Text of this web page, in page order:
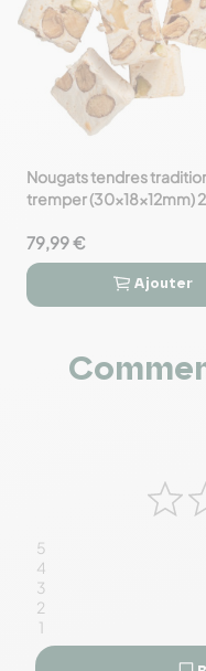
favorite_border
Nougats tendres
tremper (30x18x12mm)
79,99 €
 
Ajouter
5
4
3
2
1